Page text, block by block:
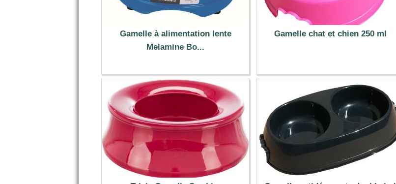
Gamelle à alimentation lente
Melamine Bo...
4.95 €
Gamelle chat et chien 250 ml
1.49 €